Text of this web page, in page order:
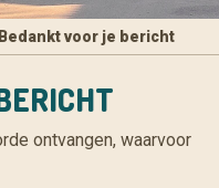
Bedankt voor je bericht
ontvangen, waarvoor